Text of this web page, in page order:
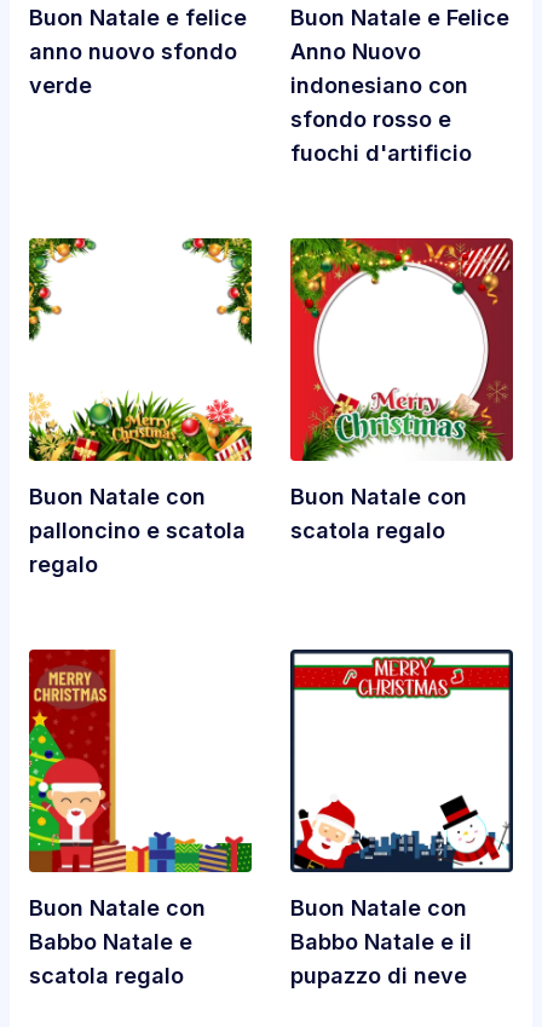
Buon Natale e felice
anno nuovo sfondo
verde
Buon Natale e Felice
Anno Nuovo
indonesiano con
sfondo rosso e
fuochi d'artificio
Buon Natale con
palloncino e scatola
regalo
Buon Natale con
scatola regalo
Buon Natale con
Babbo Natale e
scatola regalo
Buon Natale con
Babbo Natale e il
pupazzo di neve